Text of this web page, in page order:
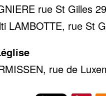
rue St Gilles
LAMBOTTE, rue St
rue de